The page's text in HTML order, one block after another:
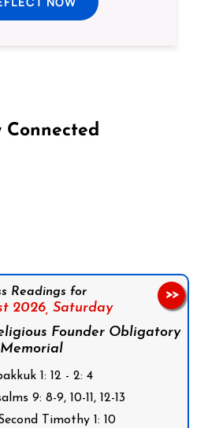
Connected
Readings for
2026, Saturday
Founder Obligatory
Memorial
1: 12 - 2: 4
9: 8-9, 10-11, 12-13
Timothy 1: 10
>>